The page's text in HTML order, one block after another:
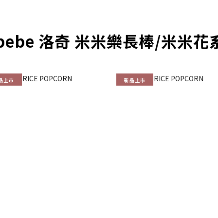
洛奇 米米樂長棒/米米花
上市 新品上市